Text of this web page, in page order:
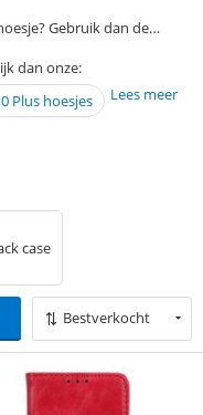
Gebruik dan de
vervolgens op
10 III cover de
dan onze:
Plus hoesjes
Lees meer
case
Bestverkocht